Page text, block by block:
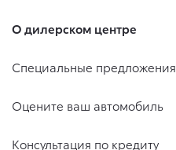
О дилерском центре
Специальные предложения
Оцените ваш автомобиль
Консультация по кредиту